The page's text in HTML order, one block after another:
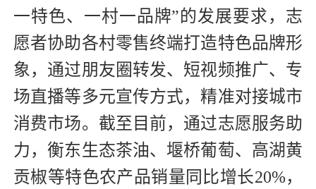
一特色、一村一品牌”的发展要求，志
愿者协助各村零售终端打造特色品牌形
象，通过朋友圈转发、短视频推广、专
场直播等多元宣传方式，精准对接城市
消费市场。截至目前，通过志愿服务助
力，衡东生态茶油、堰桥葡萄、高湖黄
贡椒等特色农产品销量同比增长20%，